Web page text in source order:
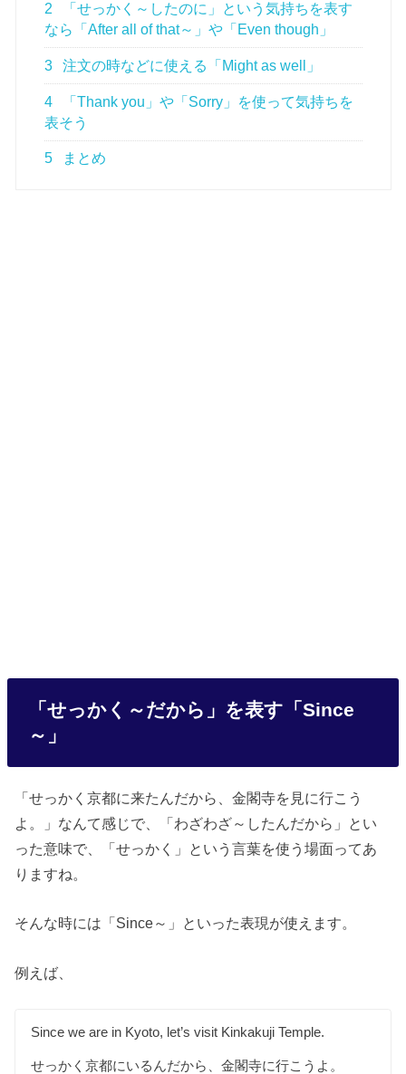
2
「せっかく～したのに」という気持ちを表す
なら「After all of that～」や「Even though」
3 注文の時などに使える「Might as well」
4
「Thank you」や「Sorry」を使って気持ちを
表そう
5 まとめ
「せっかく～だから」を表す「Since
～」
「せっかく京都に来たんだから、金閣寺を見に行こう
よ。」なんて感じで、「わざわざ～したんだから」とい
った意味で、「せっかく」という言葉を使う場面ってあ
りますね。
そんな時には「Since～」といった表現が使えます。
例えば、
Since we are in Kyoto, let’s visit Kinkakuji Temple.
せっかく京都にいるんだから、金閣寺に行こうよ。